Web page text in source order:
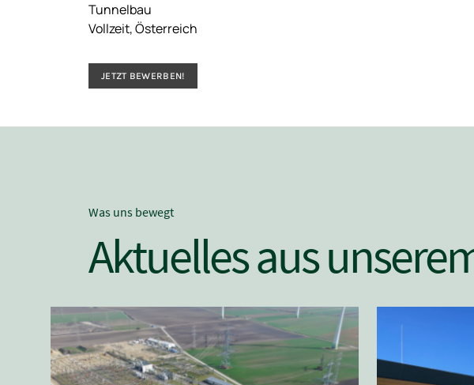
Tunnelbau
Vollzeit, Österreich
JETZT BEWERBEN!
Was uns bewegt
Aktuelles aus